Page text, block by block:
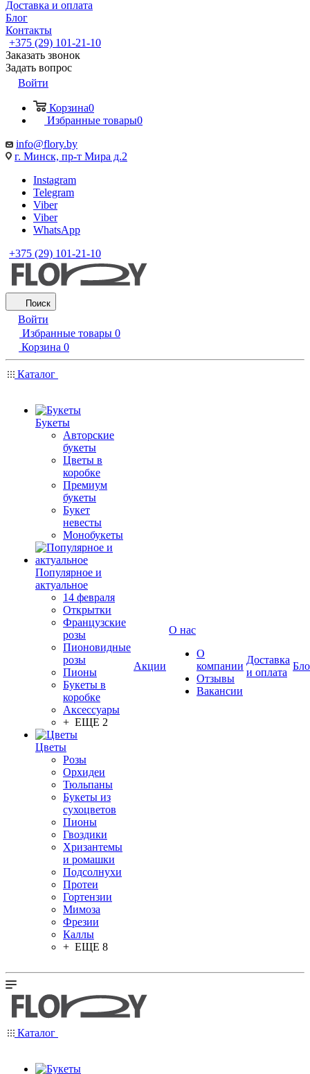
Доставка и оплата
Блог
Контакты
+375 (29) 101-21-10
Заказать звонок
Задать вопрос
Войти
Корзина0
Избранные товары0
info@flory.by
г. Минск, пр-т Мира д.2
Instagram
Telegram
Viber
Viber
WhatsApp
+375 (29) 101-21-10
Поиск
Войти
Избранные товары 0
Корзина 0
Каталог
Букеты
Авторские
букеты
Цветы в
коробке
Премиум
букеты
Букет
невесты
Монобукеты
Популярное и
актуальное
14 февраля
Открытки
Французские
розы
Пионовидные
розы
Пионы
Букеты в
коробке
Аксессуары
+ ЕЩЕ 2
Цветы
Розы
Орхидеи
Тюльпаны
Букеты из
сухоцветов
Пионы
Гвоздики
Хризантемы
и ромашки
Подсолнухи
Протеи
Гортензии
Мимоза
Фрезии
Каллы
+ ЕЩЕ 8
Акции
О нас
О
компании
Отзывы
Вакансии
Доставка
и оплата
Каталог